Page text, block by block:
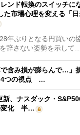
レンド転換のスイッチに
た市場心理を変える「日
年ぶりとなる円買いの
辞さない姿勢を示して…
で含み損が膨らんで…」
4つの視点 …
新、ナスダック・
変化 半…